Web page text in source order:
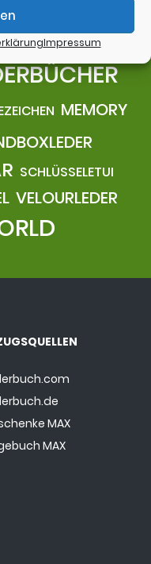
Impressum
DIN A7
ORGANIZER
MEMORY
SCHLÜSSELETUI
VELOURLEDER
MAX
MAX